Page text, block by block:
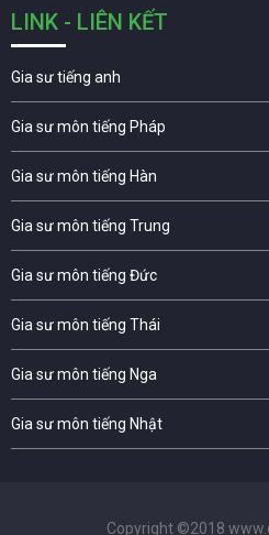
LINK - LIÊN KẾT
Gia sư tiếng anh
Gia sư môn tiếng Pháp
Gia sư môn tiếng Hàn
Gia sư môn tiếng Trung
Gia sư môn tiếng Đức
Gia sư môn tiếng Thái
Gia sư môn tiếng Nga
Gia sư môn tiếng Nhật
Copyright ©2018